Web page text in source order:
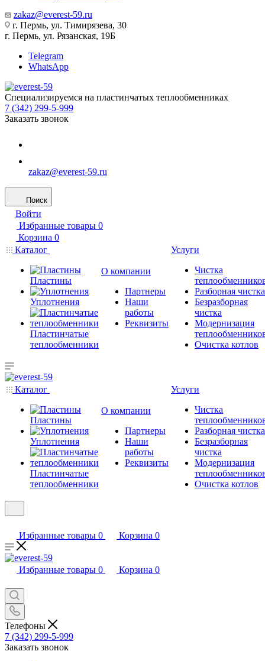
zakaz@everest-59.ru
г. Пермь, ул. Тимирязева, 30
г. Пермь, ул. Рязанская, 19Б
Telegram
WhatsApp
Специализируемся на пластинчатых теплообменниках
7 (342) 299-5-999
Заказать звонок
zakaz@everest-59.ru
Поиск
Войти
Избранные товары 0
Корзина 0
Каталог
Пластины
Уплотнения
Пластинчатые
теплообменники
О компании
Партнеры
Наши
работы
Реквизиты
Услуги
Чистка
Разборная чистка
Безразборная
чистка
Модернизация
Очистка котлов
Каталог
Пластины
Уплотнения
Пластинчатые
теплообменники
О компании
Партнеры
Наши
работы
Реквизиты
Услуги
Чистка
Разборная чистка
Безразборная
чистка
Модернизация
Очистка котлов
Избранные товары 0 Корзина 0
Избранные товары 0 Корзина 0
Телефоны
7 (342) 299-5-999
Заказать звонок